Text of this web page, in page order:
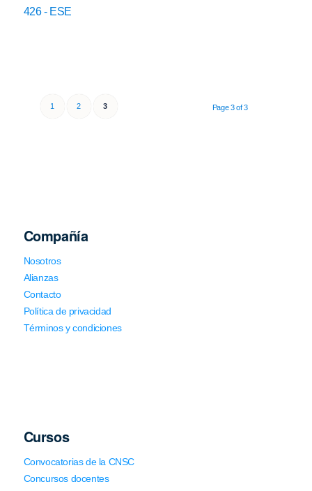
426 - ESE
Page 3 of 3
1 2 3
Compañía
Nosotros
Alianzas
Contacto
Política de privacidad
Términos y condiciones
Cursos
Convocatorias de la CNSC
Concursos docentes